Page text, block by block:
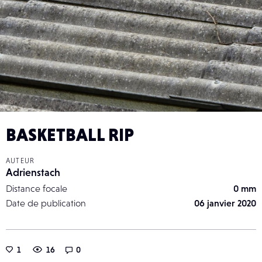
BASKETBALL RIP
AUTEUR
Adrienstach
Distance focale
0 mm
Date de publication
06 janvier 2020
1 16 0